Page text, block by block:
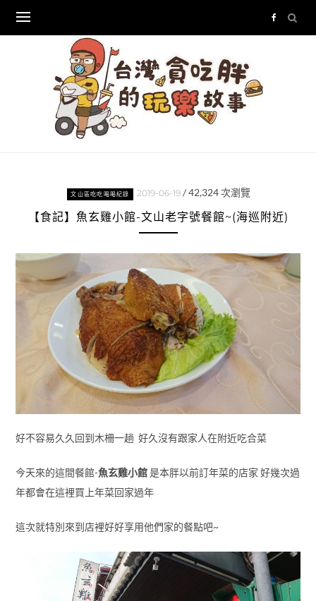
content
文山區吃吃喝喝紀錄 2019-06-19 /42,324次瀏覽
【食記】魚玄雞小館-文山老字號餐館~(海巡附近)
好不容易久久回到木柵一趟 好久沒有跟家人在附近吃合菜
今天來的這間餐館-魚玄雞小館是本胖以前訂年菜的店家 好幾次過
年都會在這裡買上年菜回家過年
這次就特別來到店裡好好享用他們家的餐點吧~